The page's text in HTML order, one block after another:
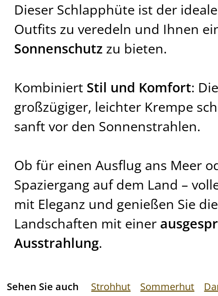
Dieser Schlapphüte ist der
Outfits zu veredeln und Ihnen
Sonnenschutz zu bieten.
Kombiniert Stil und Komfort:
großzügiger, leichter Krempe
sanft vor den Sonnenstrahlen.
Ob für einen Ausflug ans Meer
Spaziergang auf dem Land –
mit Eleganz und genießen Sie
Landschaften mit einer
Ausstrahlung.
Sehen Sie auch Strohhut Sommerhut